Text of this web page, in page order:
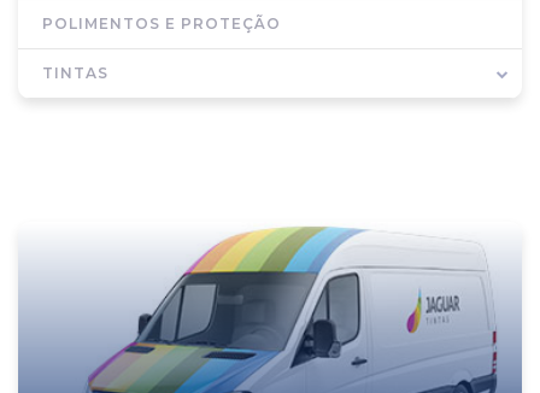
POLIMENTOS E PROTEÇÃO
TINTAS